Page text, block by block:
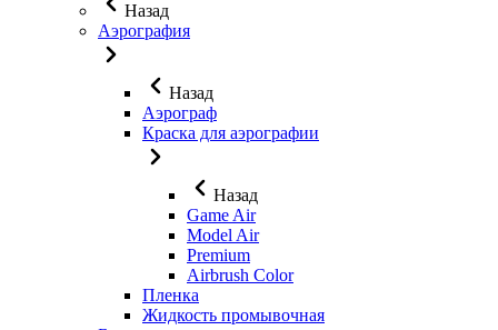
Назад
Аэрография
Назад
Аэрограф
Краска для аэрографии
Назад
Game Air
Model Air
Premium
Airbrush Color
Пленка
Жидкость промывочная